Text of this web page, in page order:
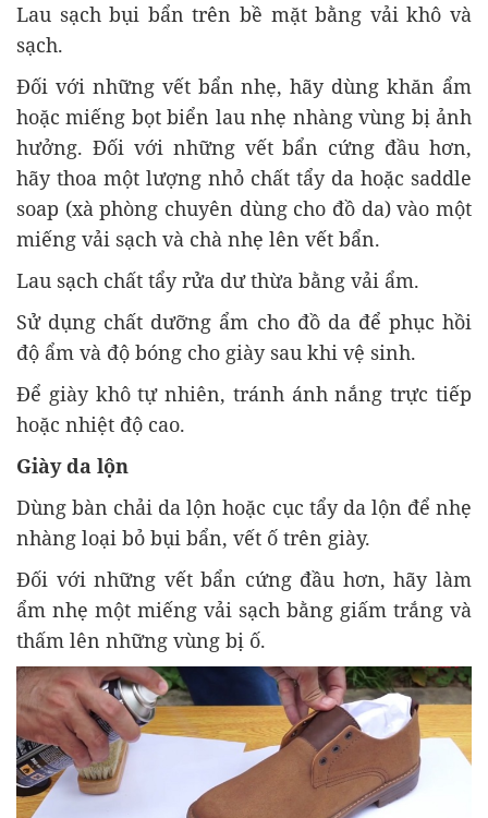
Lau sạch bụi bẩn trên bề mặt bằng vải khô và
sạch.
Đối với những vết bẩn nhẹ, hãy dùng khăn ẩm
hoặc miếng bọt biển lau nhẹ nhàng vùng bị ảnh
hưởng. Đối với những vết bẩn cứng đầu hơn,
hãy thoa một lượng nhỏ chất tẩy da hoặc saddle
soap (xà phòng chuyên dùng cho đồ da) vào một
miếng vải sạch và chà nhẹ lên vết bẩn.
Lau sạch chất tẩy rửa dư thừa bằng vải ẩm.
Sử dụng chất dưỡng ẩm cho đồ da để phục hồi
độ ẩm và độ bóng cho giày sau khi vệ sinh.
Để giày khô tự nhiên, tránh ánh nắng trực tiếp
hoặc nhiệt độ cao.
Giày da lộn
Dùng bàn chải da lộn hoặc cục tẩy da lộn để nhẹ
nhàng loại bỏ bụi bẩn, vết ố trên giày.
Đối với những vết bẩn cứng đầu hơn, hãy làm
ẩm nhẹ một miếng vải sạch bằng giấm trắng và
thấm lên những vùng bị ố.